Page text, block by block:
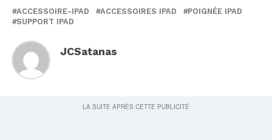
ACCESSOIRE-IPAD ACCESSOIRES IPAD
POIGNÉE IPAD
SUPPORT IPAD
JCSatanas